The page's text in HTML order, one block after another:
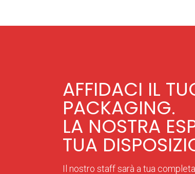
AFFIDACI IL
PACKAGING.
LA NOSTRA
TUA
Il nostro staff sarà a tua